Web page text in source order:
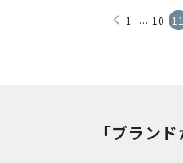
1 ... 10 11
「ブラン